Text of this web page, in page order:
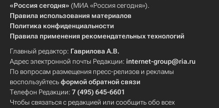
«Россия сегодня» (МИА «Россия сегодня»).
Правила использования материалов
Политика конфиденциальности
Правила применения рекомендательных технологий
Главный редактор: Гаврилова А.В.
Адрес электронной почты Редакции: internet-group@ria.ru
По вопросам размещения пресс-релизов и рекламы
воспользуйтесьформой обратной связи
Телефон Редакции: 7 (495) 645-6601
Чтобы связаться с редакцией или сообщить обо всех